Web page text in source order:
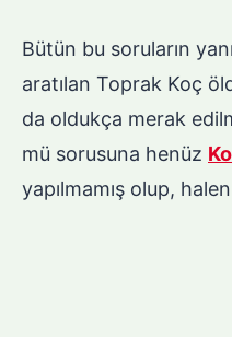
Bütün bu soruların
aratılan Toprak Koç
da oldukça merak
mü sorusuna henüz
yapılmamış olup,